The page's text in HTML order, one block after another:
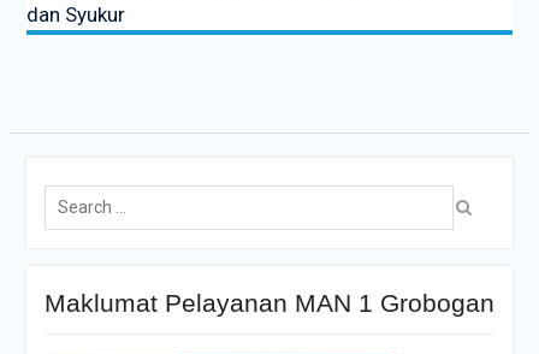
dan Syukur
Maklumat Pelayanan MAN 1 Grobogan